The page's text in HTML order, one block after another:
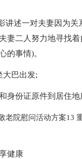
讲述一对夫妻因为
妻二人努力地寻找
的事情)。
大巴出发;
身份证原件到居住地
健康
老院慰问活动方案13